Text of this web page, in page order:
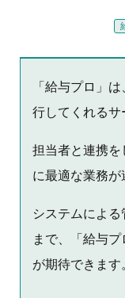
「給与プロ」
行してくれるサ
担当者と連携を
に最適な業務が
システムによ
まで、「給与
が期待できます